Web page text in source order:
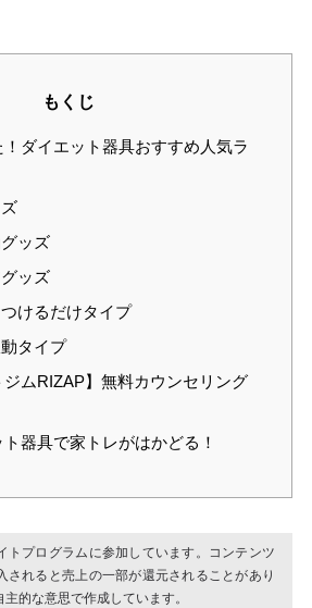
もくじ
ダイエット器具おすすめ人気ラ
ッズ
ッズ
けるだけタイプ
タイプ
ジムRIZAP】無料カウンセリング
器具で家トレがはかどる！
トプログラムに参加しています。コンテンツ
されると売上の一部が還元されることがあり
的な意思で作成しています。